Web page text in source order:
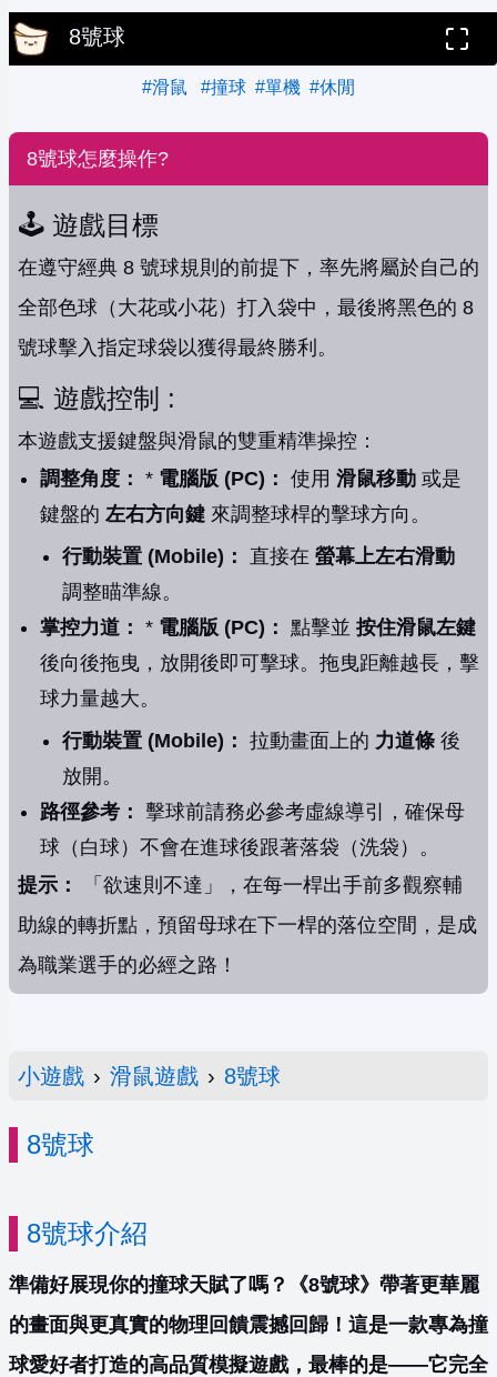
8號球
#滑鼠 #撞球 #單機 #休閒
8號球怎麼操作?
🕹️ 遊戲目標
在遵守經典 8 號球規則的前提下，率先將屬於自己的
全部色球（大花或小花）打入袋中，最後將黑色的 8
號球擊入指定球袋以獲得最終勝利。
💻 遊戲控制 :
本遊戲支援鍵盤與滑鼠的雙重精準操控：
調整角度： * 電腦版 (PC)： 使用 滑鼠移動 或是
鍵盤的 左右方向鍵 來調整球桿的擊球方向。
行動裝置 (Mobile)：
直接在 螢幕上左右滑動
調整瞄準線。
掌控力道： * 電腦版 (PC)： 點擊並 按住滑鼠左鍵
後向後拖曳，放開後即可擊球。拖曳距離越長，擊
球力量越大。
行動裝置 (Mobile)： 拉動畫面上的 力道條 後
放開。
路徑參考：
擊球前請務必參考虛線導引，確保母
球（白球）不會在進球後跟著落袋（洗袋）。
提示：
「欲速則不達」，在每一桿出手前多觀察輔
助線的轉折點，預留母球在下一桿的落位空間，是成
為職業選手的必經之路！
小遊戲 › 滑鼠遊戲 › 8號球
8號球
8號球介紹
準備好展現你的撞球天賦了嗎？《8號球》帶著更華麗
的畫面與更真實的物理回饋震撼回歸！這是一款專為撞
球愛好者打造的高品質模擬遊戲，最棒的是——它完全